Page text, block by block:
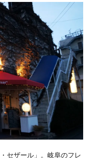
セザール」。岐阜のフレ